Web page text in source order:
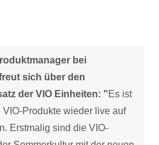
bei
sich über den
der VIO Einheiten: "Es ist
Produkte wieder live auf
Erstmalig sind die VIO-